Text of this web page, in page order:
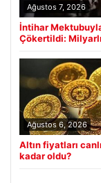
Ağustos 7, 2026
İntihar
Çökertildi:
Ağustos 6, 2026
Altın fiyatları
kadar oldu?